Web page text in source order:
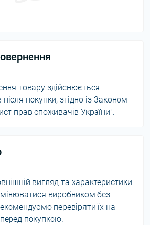
товару здійснюється
покупки, згідно із Законом
прав споживачів України".
вигляд та характеристики
виробником без
перевіряти їх на
покупкою.